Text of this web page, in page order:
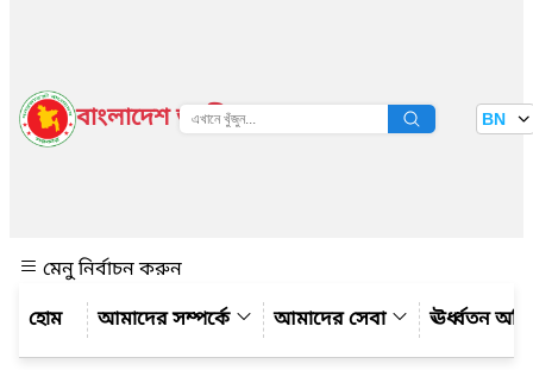
বাংলাদেশ জাতীয় তথ্য বাতায়ন BN
মেনু নির্বাচন করুন
আমাদের সম্পর্কে
আমাদের সেবা ঊর্ধ্বতন